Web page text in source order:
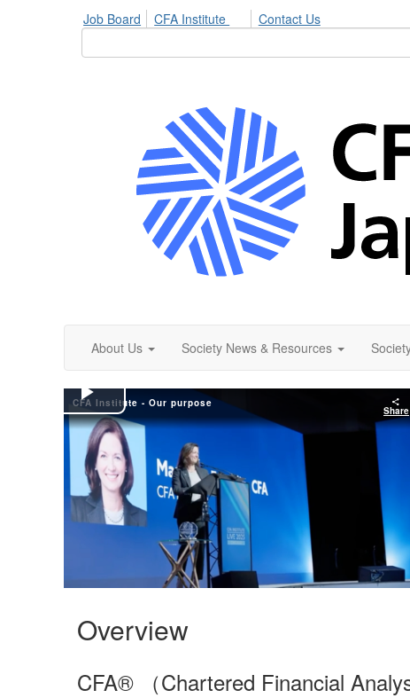
Job Board CFA Institute Contact Us
About Us Society News & Resources
CFA Institute - Our purpose
Share
Play
Video
Overview
CFA® （Chartered Financial